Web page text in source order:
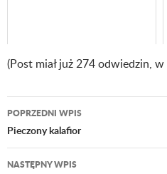
(Post miał już 274 odwiedzin,
Nawigacja
wpisu
POPRZEDNI WPIS
Pieczony kalafior
NASTĘPNY WPIS